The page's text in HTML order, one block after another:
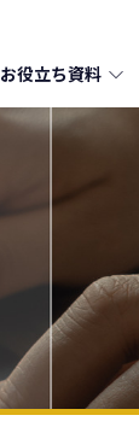
お役立ち資料